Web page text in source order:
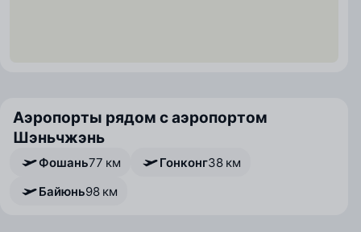
Аэропорты рядом с аэропортом
Шэньчжэнь
Фошань77 км Гонконг38 км
Байюнь98 км